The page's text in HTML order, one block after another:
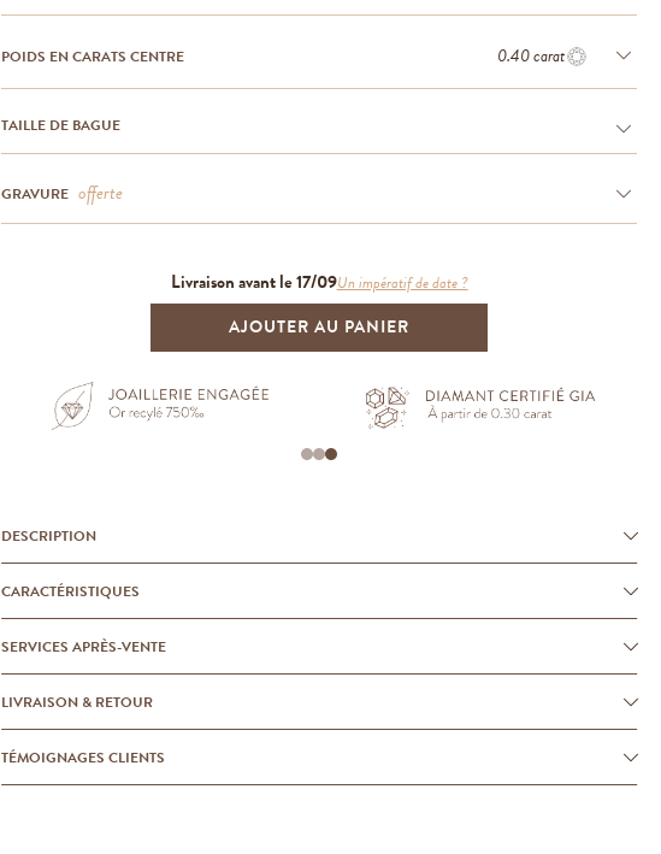
POIDS EN CARATS CENTRE 0.40 carat
TAILLE DE BAGUE
GRAVURE offerte
Livraison avant le 17/09Un impératif de date ?
AJOUTER AU PANIER
DESCRIPTION
CARACTÉRISTIQUES
SERVICES APRÈS-VENTE
LIVRAISON & RETOUR
TÉMOIGNAGES CLIENTS